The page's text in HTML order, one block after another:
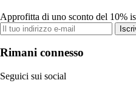
Approfitta di uno sconto del 10%
Rimani connesso
Seguici sui social